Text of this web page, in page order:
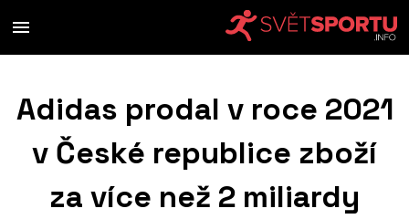
Adidas prodal v roce 2021
v České republice zboží
za více než 2 miliardy